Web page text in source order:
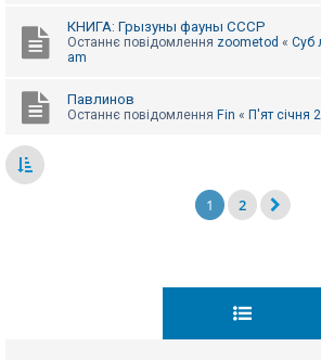
КНИГА: Грызуны фауны СССР
Останнє повідомлення zoometod « Суб
am
Павлинов
Останнє повідомлення Fin « П'ят січня
1 2